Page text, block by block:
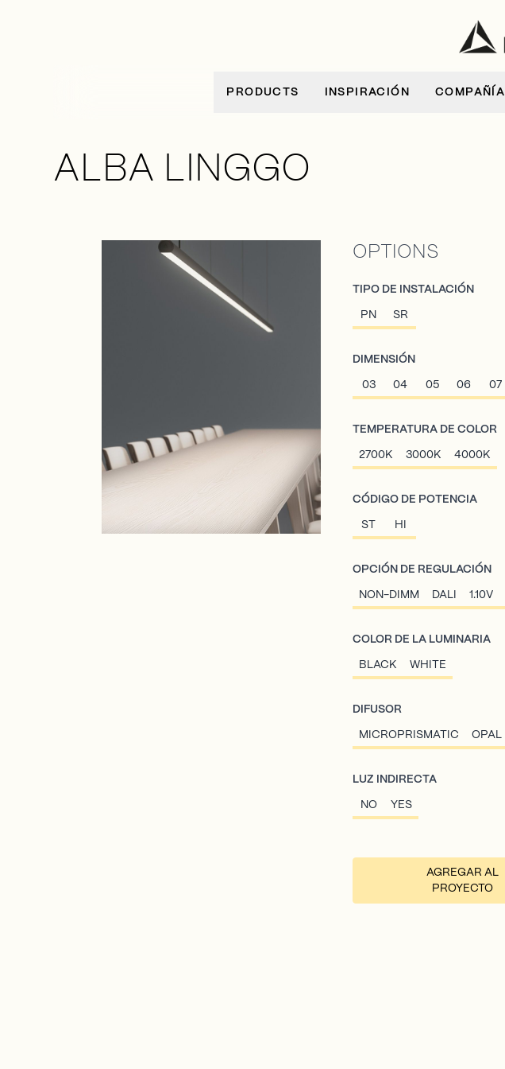
PRODUCTS INSPIRACIÓN COMPAÑÍA
ALBA LINGGO
OPTIONS
TIPO DE INSTALACIÓN
PN SR
DIMENSIÓN
03 04 05 06 07
TEMPERATURA DE COLOR
2700K 3000K 4000K
CÓDIGO DE POTENCIA
ST HI
OPCIÓN DE REGULACIÓN
NON-DIMM DALI 1.10V
COLOR DE LA LUMINARIA
BLACK WHITE
DIFUSOR
MICROPRISMATIC OPAL
LUZ INDIRECTA
NO YES
AGREGAR AL
PROYECTO